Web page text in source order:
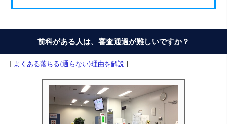
前科がある人は、審査通過が難しいですか？
[ よくある落ちる(通らない)理由を解説 ]